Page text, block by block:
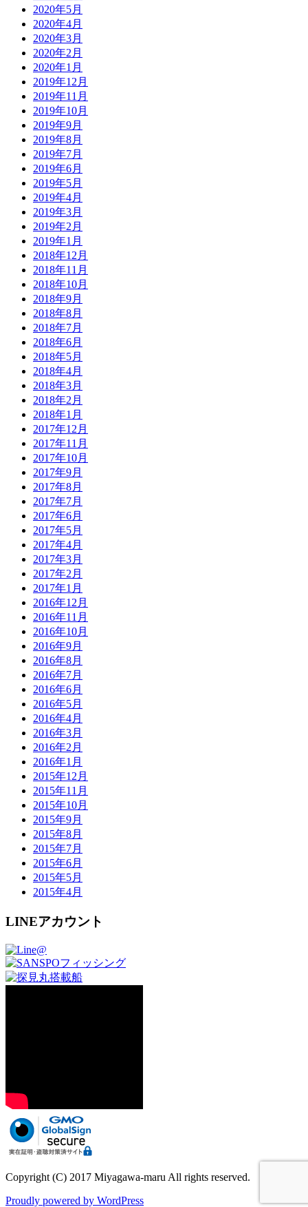
2020年5月
2020年4月
2020年3月
2020年2月
2020年1月
2019年12月
2019年11月
2019年10月
2019年9月
2019年8月
2019年7月
2019年6月
2019年5月
2019年4月
2019年3月
2019年2月
2019年1月
2018年12月
2018年11月
2018年10月
2018年9月
2018年8月
2018年7月
2018年6月
2018年5月
2018年4月
2018年3月
2018年2月
2018年1月
2017年12月
2017年11月
2017年10月
2017年9月
2017年8月
2017年7月
2017年6月
2017年5月
2017年4月
2017年3月
2017年2月
2017年1月
2016年12月
2016年11月
2016年10月
2016年9月
2016年8月
2016年7月
2016年6月
2016年5月
2016年4月
2016年3月
2016年2月
2016年1月
2015年12月
2015年11月
2015年10月
2015年9月
2015年8月
2015年7月
2015年6月
2015年5月
2015年4月
LINEアカウント
Copyright (C) 2017 Miyagawa-maru All rights reserved.
Proudly powered by WordPress